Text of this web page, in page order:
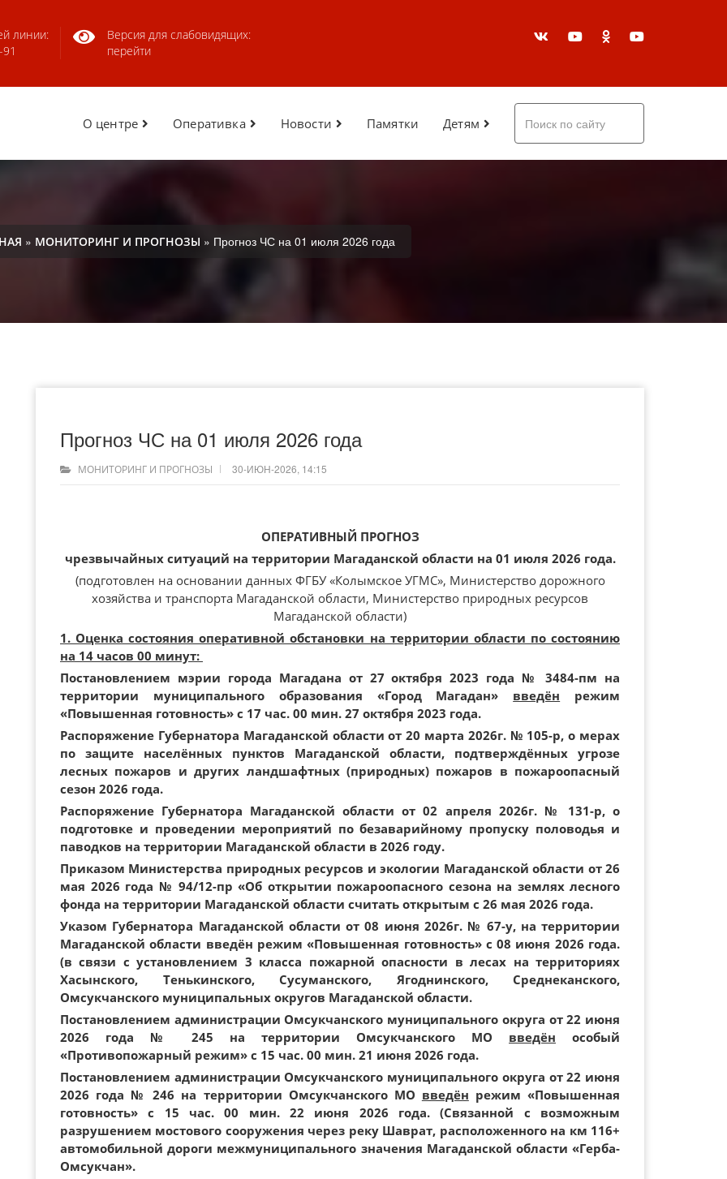
линии:
Версия для слабовидящих:
перейти
О центре Оперативка Новости Памятки Детям
» МОНИТОРИНГ И ПРОГНОЗЫ » Прогноз ЧС на 01 июля 2026 года
Прогноз ЧС на 01 июля 2026 года
МОНИТОРИНГ И ПРОГНОЗЫ 30-ИЮН-2026, 14:15
ОПЕРАТИВНЫЙ ПРОГНОЗ
чрезвычайных ситуаций на территории Магаданской области на 01 июля 2026 года.
(подготовлен на основании данных ФГБУ «Колымское УГМС», Министерство дорожного
хозяйства и транспорта Магаданской области, Министерство природных ресурсов
Магаданской области)
1. Оценка состояния оперативной обстановки на территории области по состоянию
на 14 часов 00 минут:
Постановлением мэрии города Магадана от 27 октября 2023 года № 3484-пм на
территории муниципального образования «Город Магадан» введён режим
«Повышенная готовность» с 17 час. 00 мин. 27 октября 2023 года.
Распоряжение Губернатора Магаданской области от 20 марта 2026г. № 105-р, о мерах
по защите населённых пунктов Магаданской области, подтверждённых угрозе
лесных пожаров и других ландшафтных (природных) пожаров в пожароопасный
сезон 2026 года.
Распоряжение Губернатора Магаданской области от 02 апреля 2026г. № 131-р, о
подготовке и проведении мероприятий по безаварийному пропуску половодья и
паводков на территории Магаданской области в 2026 году.
Приказом Министерства природных ресурсов и экологии Магаданской области от 26
мая 2026 года № 94/12-пр «Об открытии пожароопасного сезона на землях лесного
фонда на территории Магаданской области считать открытым с 26 мая 2026 года.
Указом Губернатора Магаданской области от 08 июня 2026г. № 67-у, на территории
Магаданской области введён режим «Повышенная готовность» с 08 июня 2026 года.
(в связи с установлением 3 класса пожарной опасности в лесах на территориях
Хасынского, Тенькинского, Сусуманского, Ягоднинского, Среднеканского,
Омсукчанского муниципальных округов Магаданской области.
Постановлением администрации Омсукчанского муниципального округа от 22 июня
2026 года № 245 на территории Омсукчанского МО введён особый
«Противопожарный режим» с 15 час. 00 мин. 21 июня 2026 года.
Постановлением администрации Омсукчанского муниципального округа от 22 июня
2026 года № 246 на территории Омсукчанского МО введён режим «Повышенная
готовность» с 15 час. 00 мин. 22 июня 2026 года. (Связанной с возможным
разрушением мостового сооружения через реку Шаврат, расположенного на км 116+
автомобильной дороги межмуниципального значения Магаданской области «Герба-
Омсукчан».